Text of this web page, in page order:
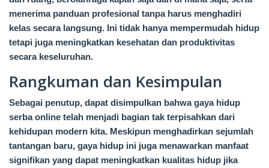
menerima panduan profesional tanpa harus menghadiri
kelas secara langsung. Ini tidak hanya mempermudah hidup
tetapi juga meningkatkan kesehatan dan produktivitas
secara keseluruhan.
Rangkuman dan Kesimpulan
Sebagai penutup, dapat disimpulkan bahwa gaya hidup
serba online telah menjadi bagian tak terpisahkan dari
kehidupan modern kita. Meskipun menghadirkan sejumlah
tantangan baru, gaya hidup ini juga menawarkan manfaat
signifikan yang dapat meningkatkan kualitas hidup jika